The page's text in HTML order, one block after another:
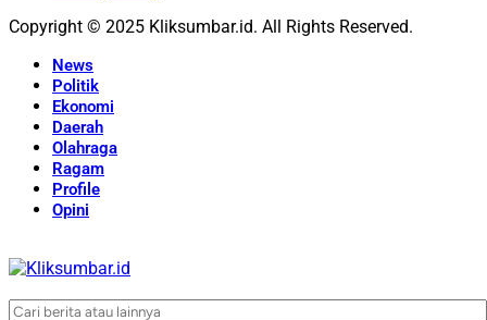
Copyright © 2025 Kliksumbar.id. All Rights Reserved.
News
Politik
Ekonomi
Daerah
Olahraga
Ragam
Profile
Opini